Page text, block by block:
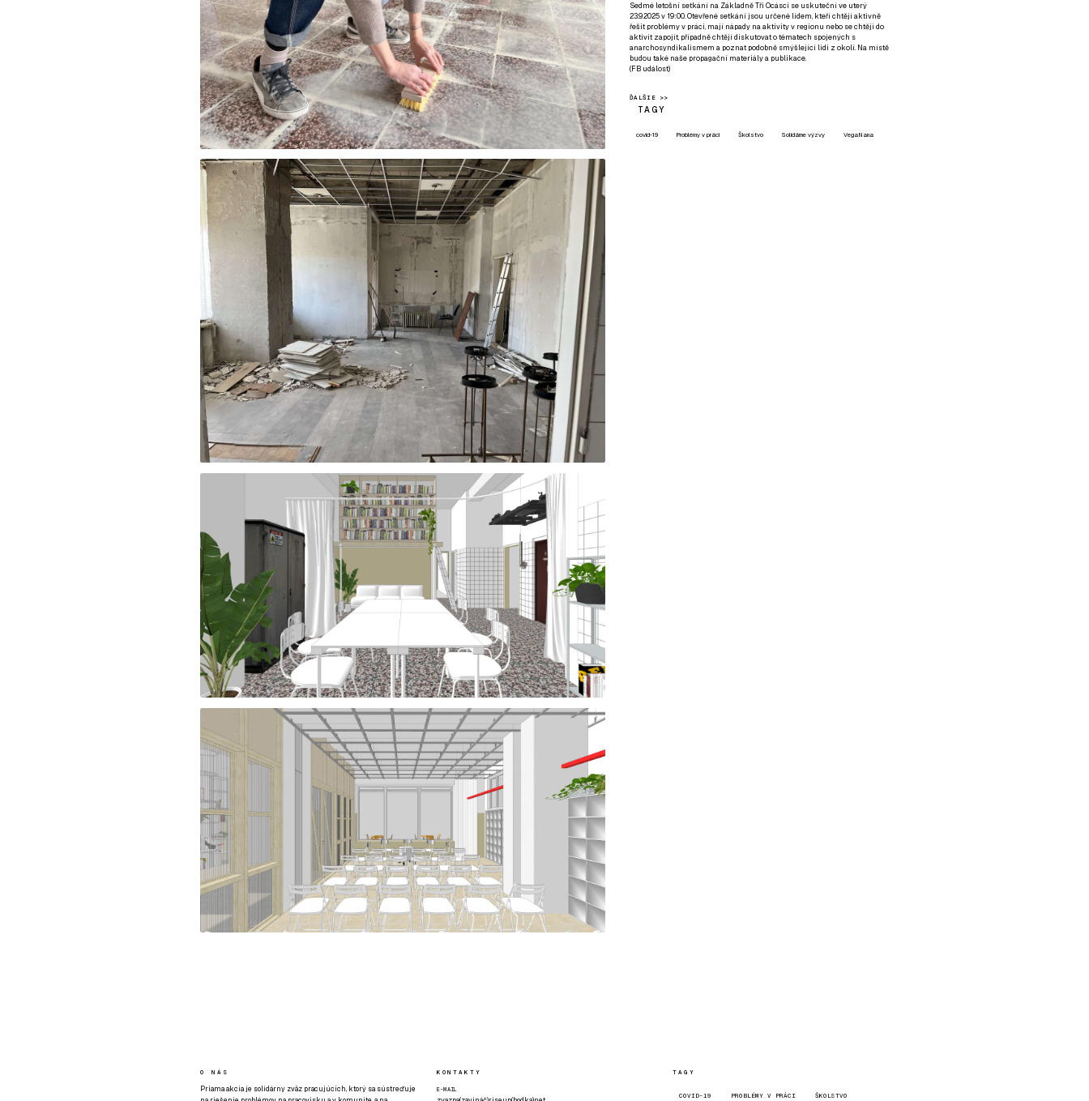
Sedmé letošní setkání na Základně Tři Ocásci se uskuteční ve uterý
23.9.2025 v 19:00. Otevřené setkání jsou určené lidem, kteří chtějí aktivně
řešit problémy v práci, mají nápady na aktivity v regionu nebo se chtějí do
aktivit zapojit, případně chtějí diskutovat o tématech spojených s
anarchosyndikalismem a poznat podobně smýšlející lidi z okolí. Na místě
budou také naše propagační materiály a publikace.
(FB událost)
ĎALŠIE >>
TAGY
covid-19 Problémy v práci Školstvo Solidárne výzvy VegaNana
O NÁS
Priama akcia je solidárny zväz pracujúcich, ktorý sa sústreďuje
KONTAKTY
E-MAIL
TAGY
COVID-19 PROBLÉMY V PRÁCI ŠKOLSTVO